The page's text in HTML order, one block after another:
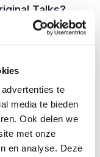
te
media te bieden
Ook delen we
met onze
en analyse. Deze
Talks?
van